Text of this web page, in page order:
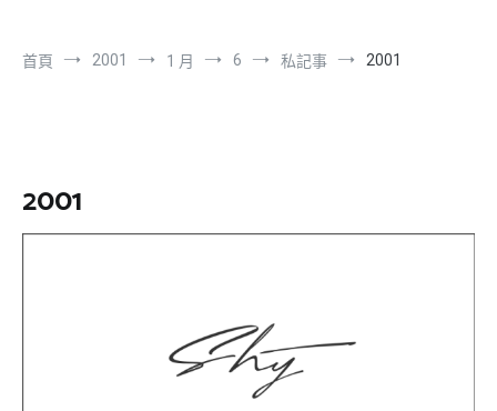
首頁 2001 1 月 6 私記事 2001
2001